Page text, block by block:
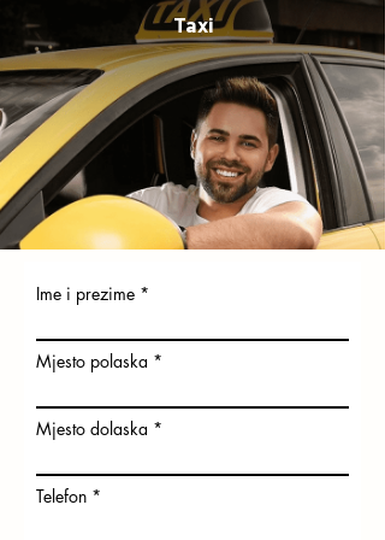
Taxi
Ime i prezime
Mjesto polaska
Mjesto dolaska
Telefon